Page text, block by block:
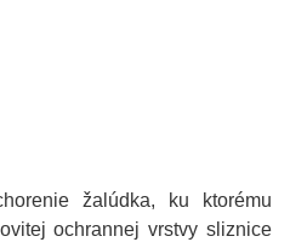
žalúdka, ku ktorému
ochrannej vrstvy sliznice